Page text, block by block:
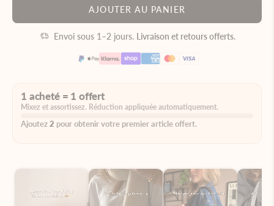
AJOUTER AU PANIER
Envoi sous 1–2 jours. Livraison et retours offerts.
1 acheté = 1 offert
Mixez et assortissez. Réduction appliquée automatiquement.
Ajoutez 2 pour obtenir votre premier article offert.